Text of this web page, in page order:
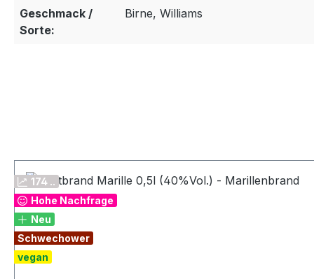
Geschmack /
Sorte:
Birne, Williams
174 ..
Hohe Nachfrage
Neu
Schwechower
vegan